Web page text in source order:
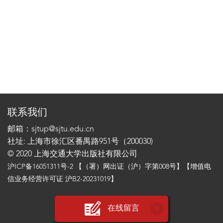
联系我们
邮箱：sjtup@sjtu.edu.cn
社址: 上海市徐汇区番禺路951号（200030)
© 2020 上海交通大学出版社有限公司
沪ICP备16051311号-2 【（署）网出证（沪）字第008号】【增值电
信业务经营许可证 沪B2-20231019】
在线留言